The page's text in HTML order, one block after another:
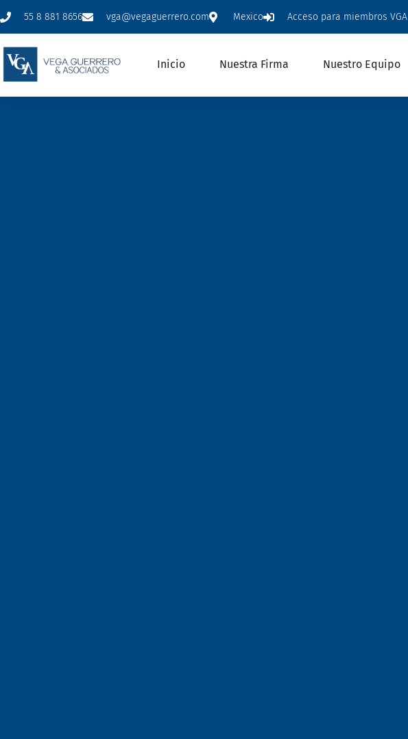
55 8 881 8656 vga@vegaguerrero.com Mexico Acceso para miembros VGA
Inicio Nuestra Firma Nuestro Equipo